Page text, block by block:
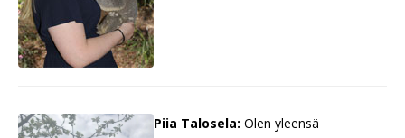
Piia Talosela: Olen yleensä